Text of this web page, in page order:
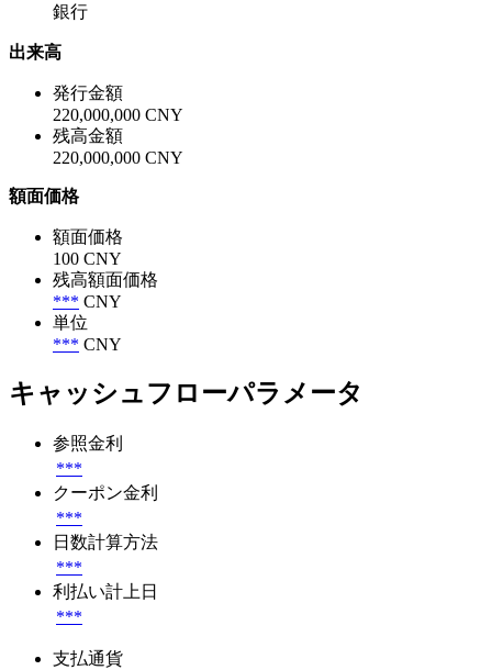
銀行
出来高
発行金額
220,000,000 CNY
残高金額
220,000,000 CNY
額面価格
額面価格
100 CNY
残高額面価格
*** CNY
単位
*** CNY
キャッシュフローパラメータ
参照金利
***
クーポン金利
***
日数計算方法
***
利払い計上日
***
支払通貨